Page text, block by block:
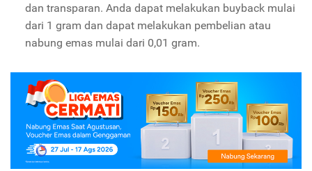
dan transparan. Anda dapat melakukan buyback mulai
dari 1 gram dan dapat melakukan pembelian atau
nabung emas mulai dari 0,01 gram.